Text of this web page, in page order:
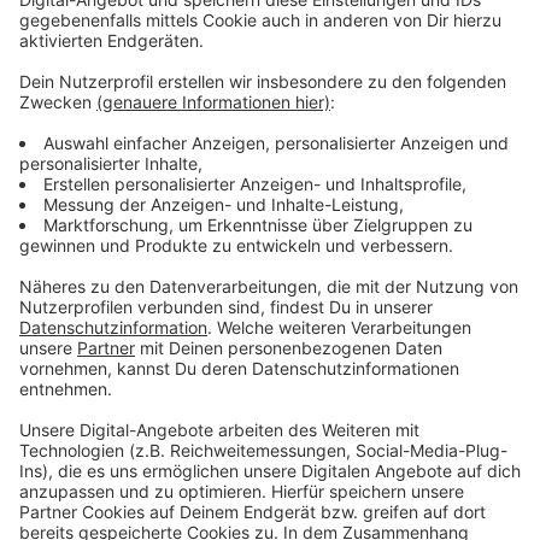
Anzeige
wichtig, da die Sanitäter oft nicht wüssten, ob ein
Patient infiziert sei oder nicht.
Anzeige
Mehr Infos zu diesem Thema
Anzeige
Video zur Pressekonferenz mit Gesundheitsminister
Laumann
Infos rund um Corona vom Land NRW